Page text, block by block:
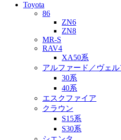
Toyota
86
ZN6
ZN8
MR-S
RAV4
XA50系
アルファード／ヴェ
30系
40系
エスクファイア
クラウン
S15系
S30系